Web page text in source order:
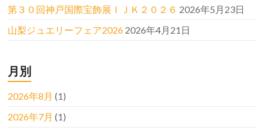
第３０回神戸国際宝飾展ＩＪＫ２０２６ 2026年5月23日
山梨ジュエリーフェア2026 2026年4月21日
月別
2026年8月 (1)
2026年7月 (1)